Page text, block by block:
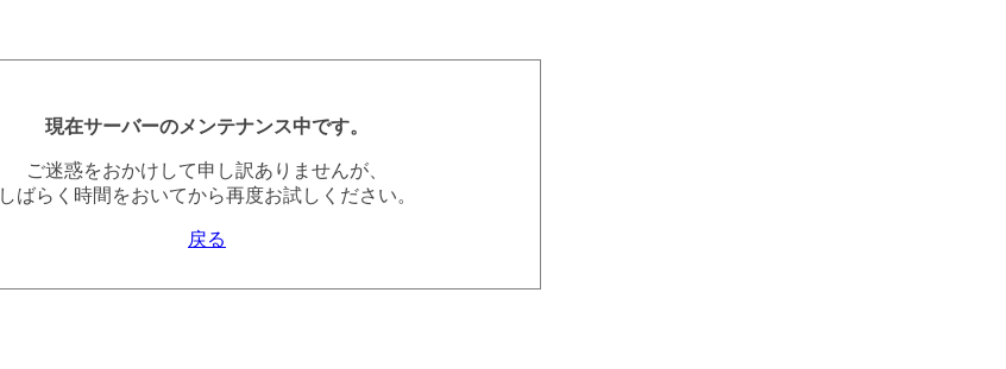
現在サーバーのメンテナンス中です。
ご迷惑をおかけして申し訳ありませんが、
しばらく時間をおいてから再度お試しください。
戻る